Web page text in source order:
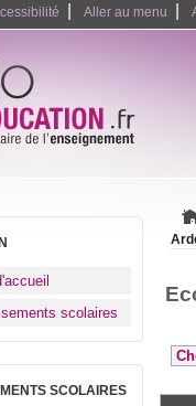
Aller au menu
scolaires
SCOLAIRES